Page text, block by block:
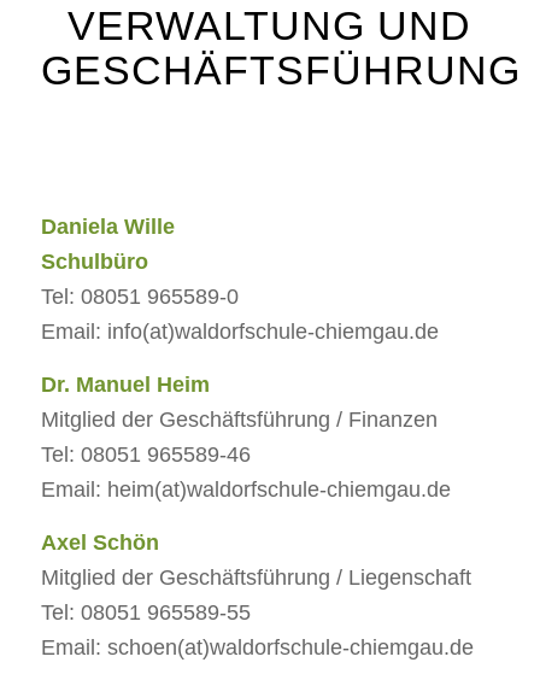
VERWALTUNG UND
GESCHÄFTSFÜHRUNG
Daniela Wille
Schulbüro
Tel: 08051 965589-0
Email: info(at)waldorfschule-chiemgau.de
Dr. Manuel Heim
Mitglied der Geschäftsführung / Finanzen
Tel: 08051 965589-46
Email: heim(at)waldorfschule-chiemgau.de
Axel Schön
Mitglied der Geschäftsführung / Liegenschaft
Tel: 08051 965589-55
Email: schoen(at)waldorfschule-chiemgau.de